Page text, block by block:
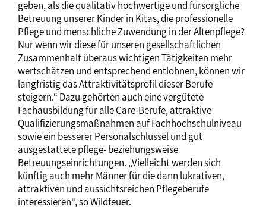
geben, als die qualitativ hochwertige und fürsorgliche
Betreuung unserer Kinder in Kitas, die professionelle
Pflege und menschliche Zuwendung in der Altenpflege?
Nur wenn wir diese für unseren gesellschaftlichen
Zusammenhalt überaus wichtigen Tätigkeiten mehr
wertschätzen und entsprechend entlohnen, können wir
langfristig das Attraktivitätsprofil dieser Berufe
steigern.“ Dazu gehörten auch eine vergütete
Fachausbildung für alle Care-Berufe, attraktive
Qualifizierungsmaßnahmen auf Fachhochschulniveau
sowie ein besserer Personalschlüssel und gut
ausgestattete pflege- beziehungsweise
Betreuungseinrichtungen. „Vielleicht werden sich
künftig auch mehr Männer für die dann lukrativen,
attraktiven und aussichtsreichen Pflegeberufe
interessieren“, so Wildfeuer.